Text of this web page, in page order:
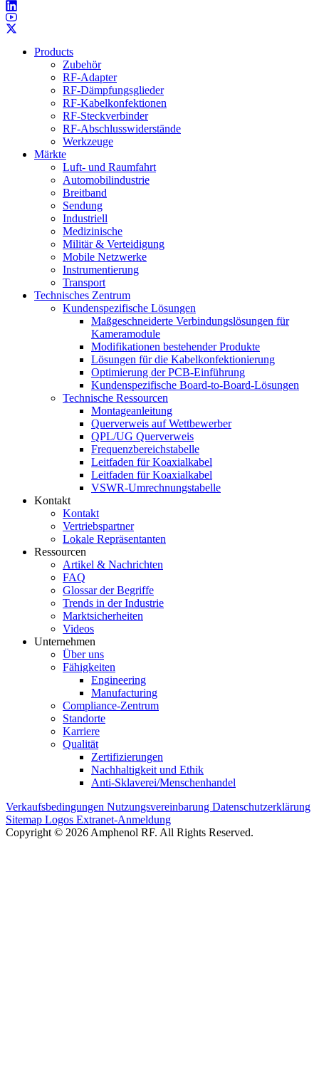
Products
Zubehör
RF-Adapter
RF-Dämpfungsglieder
RF-Kabelkonfektionen
RF-Steckverbinder
RF-Abschlusswiderstände
Werkzeuge
Märkte
Luft- und Raumfahrt
Automobilindustrie
Breitband
Sendung
Industriell
Medizinische
Militär & Verteidigung
Mobile Netzwerke
Instrumentierung
Transport
Technisches Zentrum
Kundenspezifische Lösungen
Maßgeschneiderte Verbindungslösungen für
Kameramodule
Modifikationen bestehender Produkte
Lösungen für die Kabelkonfektionierung
Optimierung der PCB-Einführung
Kundenspezifische Board-to-Board-Lösungen
Technische Ressourcen
Montageanleitung
Querverweis auf Wettbewerber
QPL/UG Querverweis
Frequenzbereichstabelle
Leitfaden für Koaxialkabel
Leitfaden für Koaxialkabel
VSWR-Umrechnungstabelle
Kontakt
Kontakt
Vertriebspartner
Lokale Repräsentanten
Ressourcen
Artikel & Nachrichten
FAQ
Glossar der Begriffe
Trends in der Industrie
Marktsicherheiten
Videos
Unternehmen
Über uns
Fähigkeiten
Engineering
Manufacturing
Compliance-Zentrum
Standorte
Karriere
Qualität
Zertifizierungen
Nachhaltigkeit und Ethik
Anti-Sklaverei/Menschenhandel
Verkaufsbedingungen Nutzungsvereinbarung Datenschutzerklärung
Sitemap Logos Extranet-Anmeldung
Copyright © 2026 Amphenol RF. All Rights Reserved.